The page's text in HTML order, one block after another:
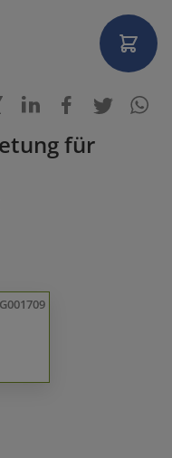
für